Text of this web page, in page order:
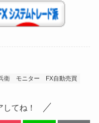
衛 モニター FX自動売買
てね！